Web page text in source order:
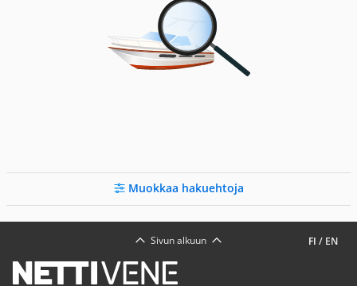
Muokkaa hakuehtoja
FI / EN
Sivun alkuun